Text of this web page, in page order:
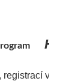
Honor
v